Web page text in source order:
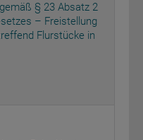
§ 23 Absatz 2
– Freistellung
Flurstücke in